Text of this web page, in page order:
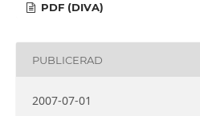
PDF (DIVA)
PUBLICERAD
2007-07-01